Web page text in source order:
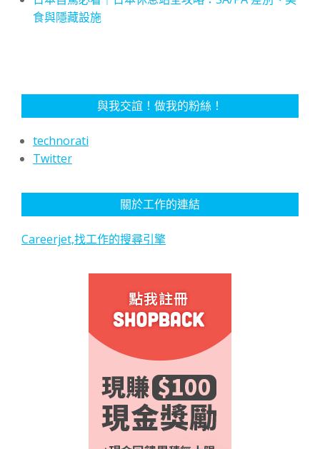
食與隱藏設施
與我交誼！做我的粉絲！
technorati
Twitter
關於工作的連結
Careerjet,找工作的搜尋引擎